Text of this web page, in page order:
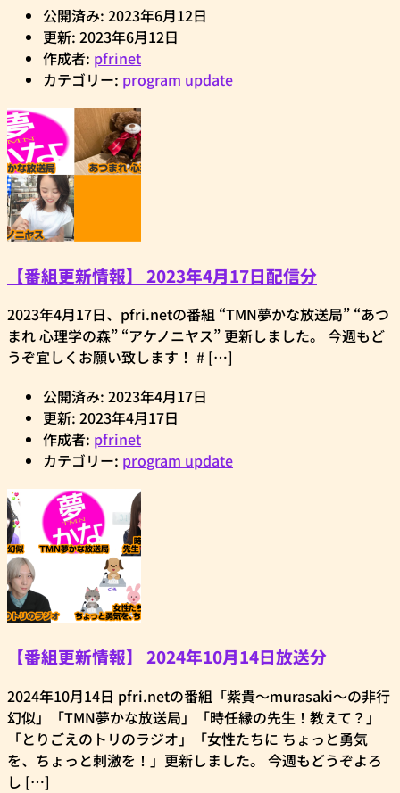
公開済み: 2023年6月12日
更新: 2023年6月12日
作成者: pfrinet
カテゴリー: program update
【番組更新情報】 2023年4月17日配信分
2023年4月17日、pfri.netの番組 “TMN夢かな放送局” “あつ
まれ 心理学の森” “アケノニヤス” 更新しました。 今週もど
うぞ宜しくお願い致します！ # […]
公開済み: 2023年4月17日
更新: 2023年4月17日
作成者: pfrinet
カテゴリー: program update
【番組更新情報】 2024年10月14日放送分
2024年10月14日 pfri.netの番組「紫貴～murasaki～の非行
幻似」「TMN夢かな放送局」「時任縁の先生！教えて？」
「とりごえのトリのラジオ」「女性たちに ちょっと勇気
を、ちょっと刺激を！」更新しました。 今週もどうぞよろ
し […]